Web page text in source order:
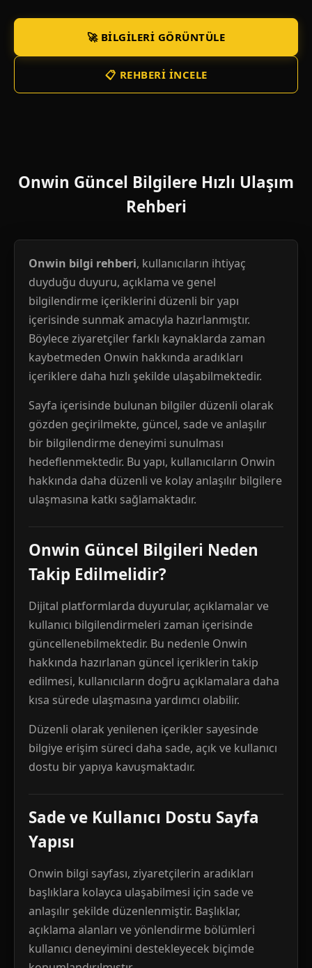
🚀 BILGILERI GÖRÜNTÜLE
📋 REHBERI İNCELE
Onwin Güncel Bilgilere Hızlı Ulaşım
Rehberi
Onwin bilgi rehberi, kullanıcıların ihtiyaç
duyduğu duyuru, açıklama ve genel
bilgilendirme içeriklerini düzenli bir yapı
içerisinde sunmak amacıyla hazırlanmıştır.
Böylece ziyaretçiler farklı kaynaklarda zaman
kaybetmeden Onwin hakkında aradıkları
içeriklere daha hızlı şekilde ulaşabilmektedir.
Sayfa içerisinde bulunan bilgiler düzenli olarak
gözden geçirilmekte, güncel, sade ve anlaşılır
bir bilgilendirme deneyimi sunulması
hedeflenmektedir. Bu yapı, kullanıcıların Onwin
hakkında daha düzenli ve kolay anlaşılır bilgilere
ulaşmasına katkı sağlamaktadır.
Onwin Güncel Bilgileri Neden
Takip Edilmelidir?
Dijital platformlarda duyurular, açıklamalar ve
kullanıcı bilgilendirmeleri zaman içerisinde
güncellenebilmektedir. Bu nedenle Onwin
hakkında hazırlanan güncel içeriklerin takip
edilmesi, kullanıcıların doğru açıklamalara daha
kısa sürede ulaşmasına yardımcı olabilir.
Düzenli olarak yenilenen içerikler sayesinde
bilgiye erişim süreci daha sade, açık ve kullanıcı
dostu bir yapıya kavuşmaktadır.
Sade ve Kullanıcı Dostu Sayfa
Yapısı
Onwin bilgi sayfası, ziyaretçilerin aradıkları
başlıklara kolayca ulaşabilmesi için sade ve
anlaşılır şekilde düzenlenmiştir. Başlıklar,
açıklama alanları ve yönlendirme bölümleri
kullanıcı deneyimini destekleyecek biçimde